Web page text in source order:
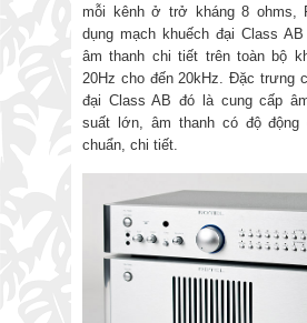
mỗi kênh ở trở kháng 8 ohms,
dụng mạch khuếch đại Class
âm thanh chi tiết trên toàn bộ
20Hz cho đến 20kHz. Đặc trưng
đại Class AB đó là cung cấp
suất lớn, âm thanh có độ động
chuẩn, chi tiết.